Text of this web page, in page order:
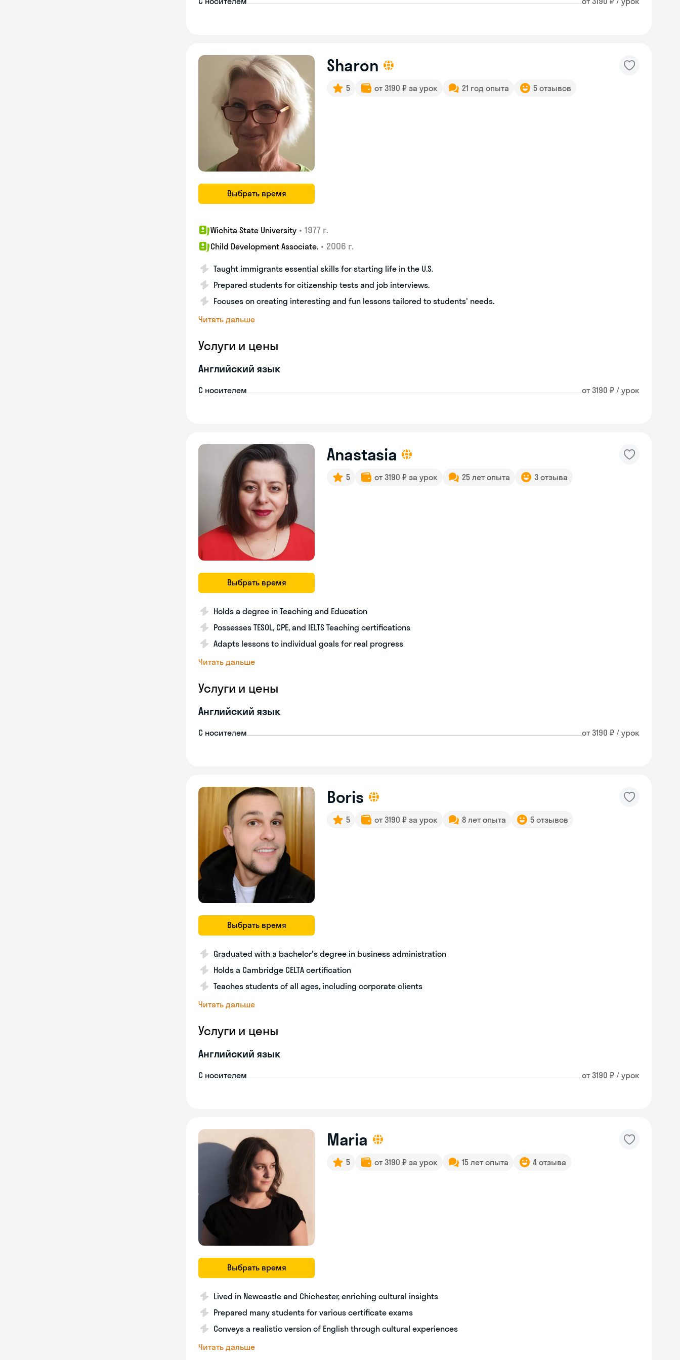
Выбрать время
Sharon
5 от 3190 ₽ за урок 21 год опыта 5 отзывов
Wichita State University • 1977 г.
Child Development Associate. • 2006 г.
Taught immigrants essential skills for starting life in the U.S.
Prepared students for citizenship tests and job interviews.
Focuses on creating interesting and fun lessons tailored to students' needs.
Читать дальше
Услуги и цены
Английский язык
С носителем от 3190 ₽ / урок
Выбрать время
Anastasia
5 от 3190 ₽ за урок 25 лет опыта 3 отзыва
Holds a degree in Teaching and Education
Possesses TESOL, CPE, and IELTS Teaching certifications
Adapts lessons to individual goals for real progress
Читать дальше
Услуги и цены
Английский язык
С носителем от 3190 ₽ / урок
Выбрать время
Boris
5 от 3190 ₽ за урок 8 лет опыта 5 отзывов
Graduated with a bachelor's degree in business administration
Holds a Cambridge CELTA certification
Teaches students of all ages, including corporate clients
Читать дальше
Услуги и цены
Английский язык
С носителем от 3190 ₽ / урок
Выбрать время
Maria
5 от 3190 ₽ за урок 15 лет опыта 4 отзыва
Lived in Newcastle and Chichester, enriching cultural insights
Prepared many students for various certificate exams
Conveys a realistic version of English through cultural experiences
Читать дальше